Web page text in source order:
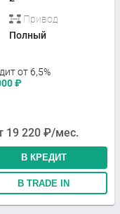
Привод
Полный
от 6,5%
₽
19 220 ₽/мес.
В КРЕДИТ
В TRADE IN